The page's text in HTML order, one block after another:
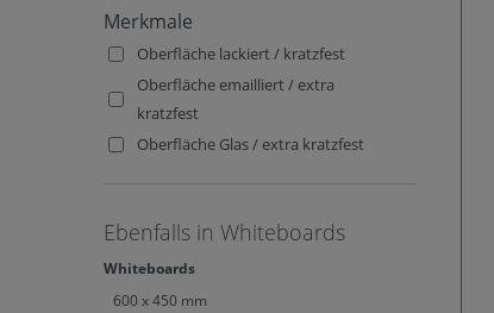
Merkmale
Oberfläche lackiert / kratzfest
Oberfläche emailliert / extra
kratzfest
Oberfläche Glas / extra kratzfest
Ebenfalls in Whiteboards
Whiteboards
600 x 450 mm